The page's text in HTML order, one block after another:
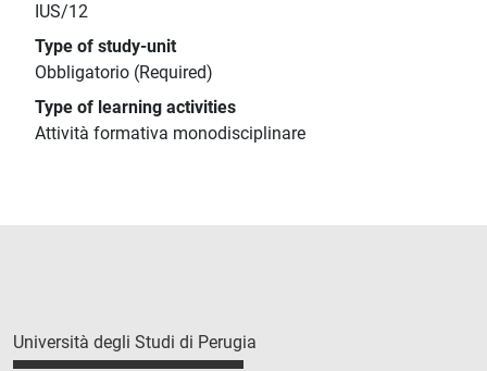
IUS/12
Type of study-unit
Obbligatorio (Required)
Type of learning activities
Attività formativa monodisciplinare
Università degli Studi di Perugia